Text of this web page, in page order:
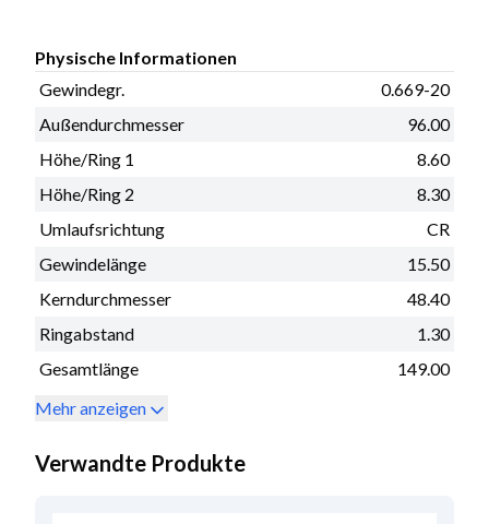
Physische Informationen
Gewindegr.
0.669-20
Außendurchmesser
96.00
Höhe/Ring 1
8.60
Höhe/Ring 2
8.30
Umlaufsrichtung
CR
Gewindelänge
15.50
Kerndurchmesser
48.40
Ringabstand
1.30
Gesamtlänge
149.00
Mehr anzeigen
Verwandte Produkte